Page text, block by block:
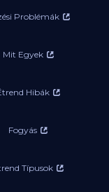
Problémák
Mit Egyek
Hibák
Fogyás
Típusok